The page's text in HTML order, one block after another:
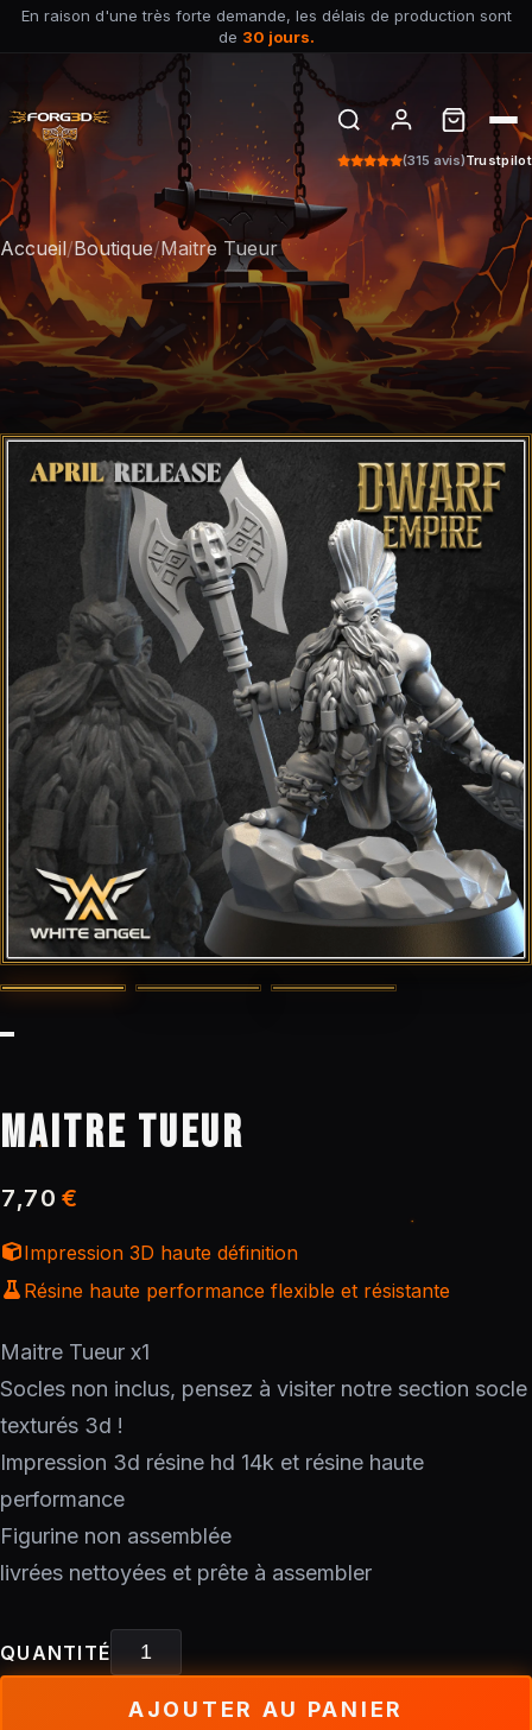
En raison d'une très forte demande, les délais de production sont
de 30 jours.
(315 avis)Trustpilot
Accueil/Boutique/Maitre Tueur
MAITRE TUEUR
7,70 €
Impression 3D haute définition
Résine haute performance flexible et résistante
Maitre Tueur x1
Socles non inclus, pensez à visiter notre section socle
texturés 3d !
Impression 3d résine hd 14k et résine haute
performance
Figurine non assemblée
livrées nettoyées et prête à assembler
QUANTITÉ
AJOUTER AU PANIER